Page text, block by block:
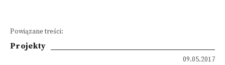
Powiązane treści:
Projekty
09.05.2017